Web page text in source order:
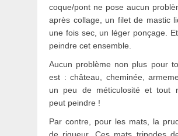
coque/pont ne pose aucun
après collage, un filet de mastic
une fois sec, un léger ponçage. Et
peindre cet ensemble.
Aucun problème non plus pour
est : château, cheminée,
un peu de méticulosité et tout
peut peindre !
Par contre, pour les mats, la